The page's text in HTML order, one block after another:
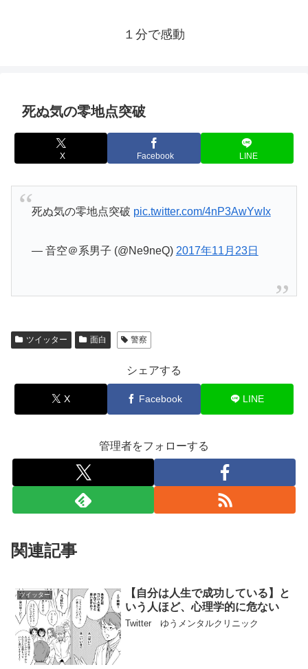
１分で感動
死ぬ気の零地点突破
X Facebook LINE
死ぬ気の零地点突破 pic.twitter.com/4nP3AwYwIx
— 音空＠系男子 (@Ne9neQ) 2017年11月23日
ツイッター 面白 警察
シェアする
X Facebook LINE
管理者をフォローする
関連記事
ツイッター
【自分は人生で成功している】と
いう人ほど、心理学的に危ない
Twitter ゆうメンタルクリニック